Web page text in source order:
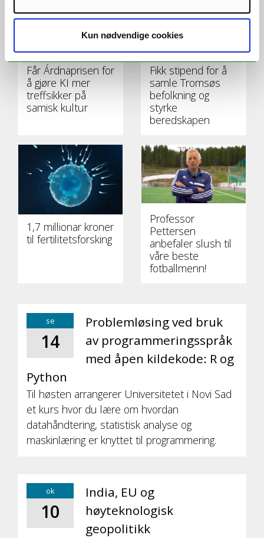
Kun nødvendige cookies
Får Árdnaprisen for
å gjøre KI mer
treffsikker på
samisk kultur
Fikk stipend for å
samle Tromsøs
befolkning og
styrke
beredskapen
1,7 millionar kroner
til fertilitetsforsking
Professor
Pettersen
anbefaler slush til
våre beste
fotballmenn!
se
14
Problemløsing ved bruk
av programmeringsspråk
med åpen kildekode: R og
Python
Til høsten arrangerer Universitetet i Novi Sad
et kurs hvor du lære om hvordan
datahåndtering, statistisk analyse og
maskinlæring er knyttet til programmering.
ok
10
India, EU og
høyteknologisk
geopolitikk